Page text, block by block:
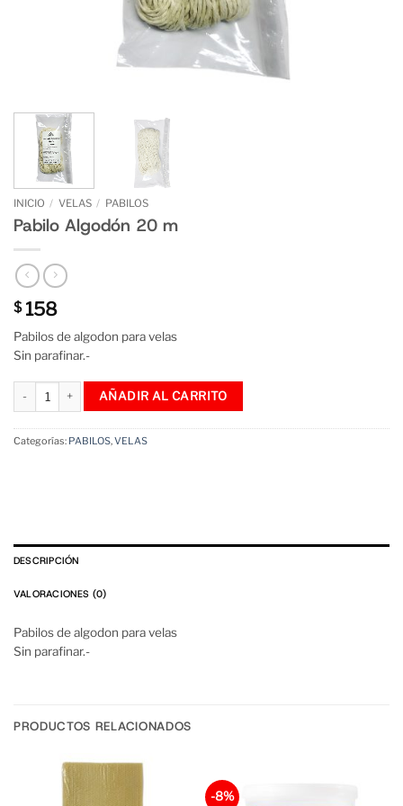
INICIO / VELAS / PABILOS
Pabilo Algodón 20 m
$158
Pabilos de algodon para velas
Sin parafinar.-
Pabilo Algodón 20 m cantidadAÑADIR AL CARRITO
Categorías: PABILOS,VELAS
DESCRIPCIÓN
VALORACIONES (0)
Pabilos de algodon para velas
Sin parafinar.-
PRODUCTOS RELACIONADOS
-8%